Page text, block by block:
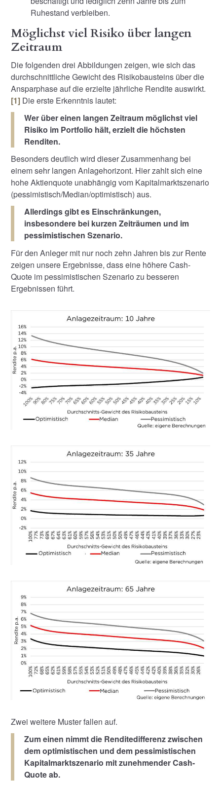
Ruhestand verbleiben.
Möglichst viel Risiko über langen
Zeitraum
Die folgenden drei Abbildungen zeigen, wie sich das
durchschnittliche Gewicht des Risikobausteins über die
Ansparphase auf die erzielte jährliche Rendite auswirkt.
[1] Die erste Erkenntnis lautet:
Wer über einen langen Zeitraum möglichst viel
Risiko im Portfolio hält, erzielt die höchsten
Renditen.
Besonders deutlich wird dieser Zusammenhang bei
einem sehr langen Anlagehorizont. Hier zahlt sich eine
hohe Aktienquote unabhängig vom Kapitalmarktszenario
(pessimistisch/Median/optimistisch) aus.
Allerdings gibt es Einschränkungen,
insbesondere bei kurzen Zeiträumen und im
pessimistischen Szenario.
Für den Anleger mit nur noch zehn Jahren bis zur Rente
zeigen unsere Ergebnisse, dass eine höhere Cash-
Quote im pessimistischen Szenario zu besseren
Ergebnissen führt.
Zwei weitere Muster fallen auf.
Zum einen nimmt die Renditedifferenz zwischen
dem optimistischen und dem pessimistischen
Kapitalmarktszenario mit zunehmender Cash-
Quote ab.